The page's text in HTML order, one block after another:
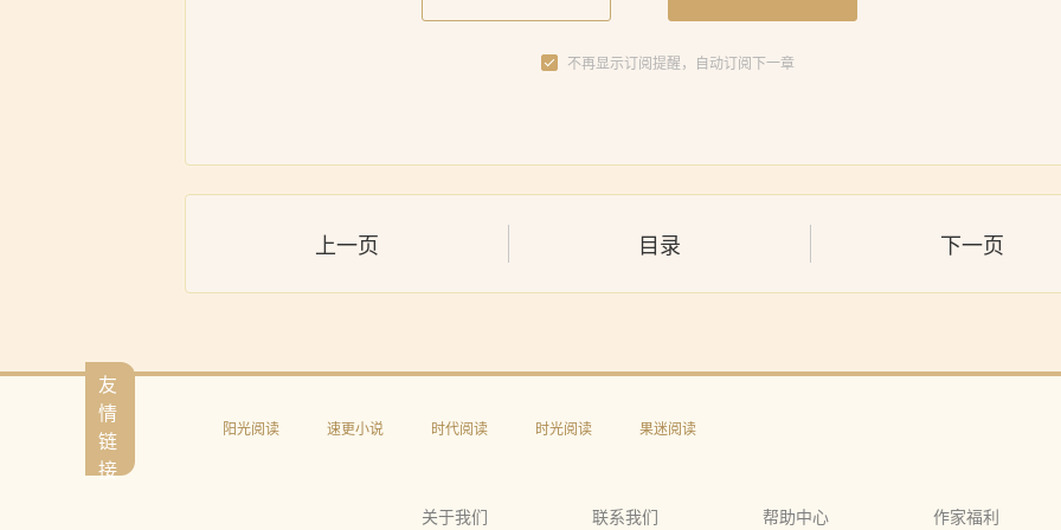
不再显示订阅提醒，自动订阅下一章
上一页 目录 下一页
友
情
链
接
阳光阅读 速更小说 时代阅读 时光阅读 果迷阅读
关于我们 联系我们 帮助中心 作家福利